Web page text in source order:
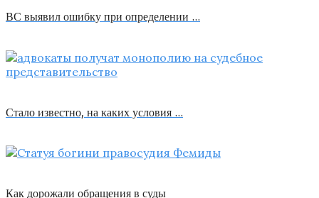
ВС выявил ошибку при определении …
Стало известно, на каких условия …
Как дорожали обращения в суды